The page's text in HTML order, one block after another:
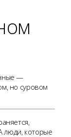
—
но суровом
люди, которые